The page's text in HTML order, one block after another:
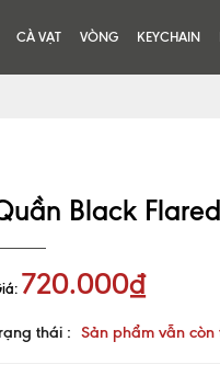
CÀ VẠT VÒNG KEYCHAIN
Black
720.000₫
thái : Sản phẩm vẫn